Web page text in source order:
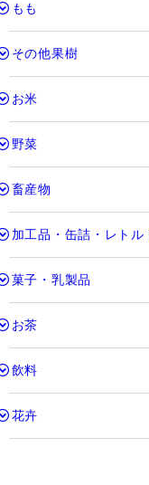
もも
その他果樹
お米
野菜
畜産物
加工品・缶詰・レトル
菓子・乳製品
お茶
飲料
花卉